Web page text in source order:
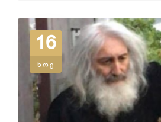
16
ნოე